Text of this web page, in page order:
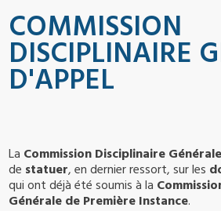
COMMISSION
DISCIPLINAIRE
D'APPEL
La Commission Disciplinaire
de statuer, en dernier ressort, sur les
qui ont déjà été soumis à la
Générale de Première Instance.